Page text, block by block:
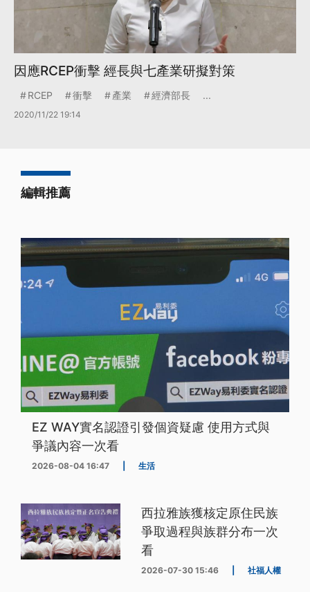
因應RCEP衝擊 經長與七產業研擬對策
RCEP 衝擊 產業 經濟部長 ...
2020/11/22 19:14
編輯推薦
EZ WAY實名認證引發個資疑慮 使用方式與
爭議內容一次看
2026-08-04 16:47 生活
西拉雅族獲核定原住民族
爭取過程與族群分布一次
看
2026-07-30 15:46 社福人權